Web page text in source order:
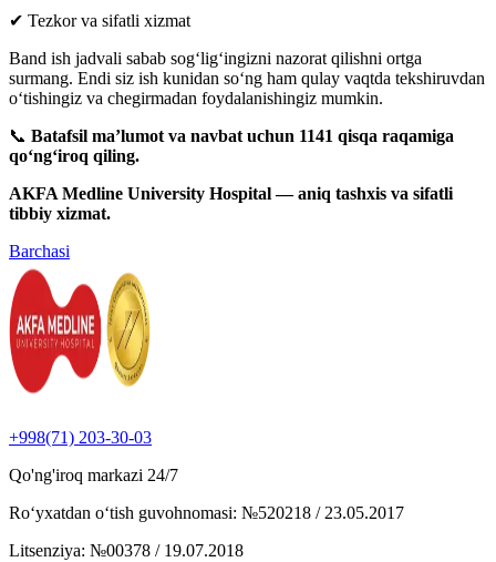
✔ Tezkor va sifatli xizmat
Band ish jadvali sabab sog‘lig‘ingizni nazorat qilishni ortga
surmang. Endi siz ish kunidan so‘ng ham qulay vaqtda tekshiruvdan
o‘tishingiz va chegirmadan foydalanishingiz mumkin.
📞 Batafsil ma’lumot va navbat uchun 1141 qisqa raqamiga
qo‘ng‘iroq qiling.
AKFA Medline University Hospital — aniq tashxis va sifatli
tibbiy xizmat.
Barchasi
+998(71) 203-30-03
Qo'ng'iroq markazi 24/7
Ro‘yxatdan o‘tish guvohnomasi: №520218 / 23.05.2017
Litsenziya: №00378 / 19.07.2018